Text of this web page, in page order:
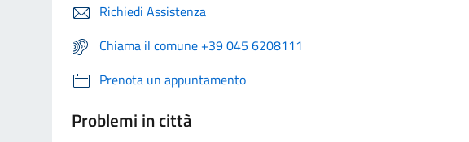
Richiedi Assistenza
Chiama il comune +39 045 6208111
Prenota un appuntamento
Problemi in città